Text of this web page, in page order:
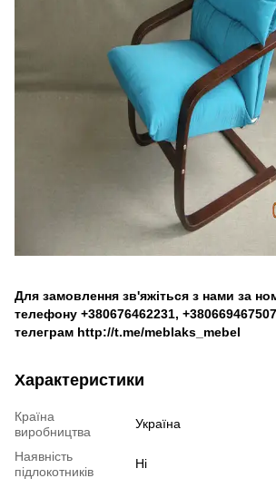
Для замовлення зв'яжіться з нами за
телефону +380676462231, +380669467507
телеграм http://t.me/meblaks_mebel
Характеристики
Країна
виробництва
Україна
Наявність
підлокотників
Ні